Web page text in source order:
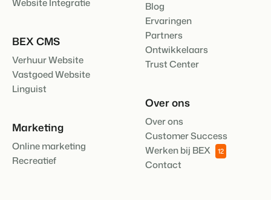
BEX CMS
Verhuur Website
Vastgoed Website
Linguist
Marketing
Online marketing
Recreatief
Blog
Ervaringen
Partners
Ontwikkelaars
Trust Center
Over ons
Over ons
Customer Success
Werken bij BEX
12
Contact